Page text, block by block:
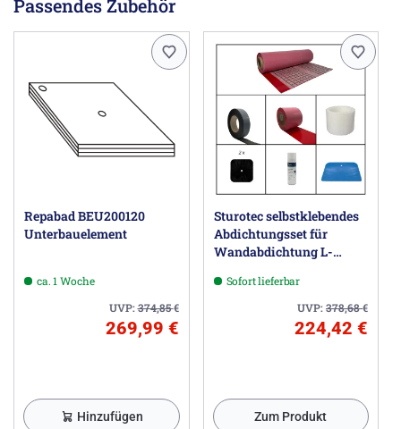
Passendes Zubehör
Repabad BEU200120
Unterbauelement
ca. 1 Woche
UVP:374,85€
269,99 €
Hinzufügen
Sturotec selbstklebendes
Abdichtungsset für
Wandabdichtung L-
Wannenlänge bis 2,3 m,
Wandhöhe bis 2,5 m
Sofort lieferbar
UVP:378,68€
224,42 €
Zum Produkt